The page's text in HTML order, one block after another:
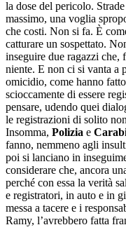
la dose del pericolo.
massimo, una voglia
che costi. Non si fa. È
catturare un sospettato.
inseguire due ragazzi che,
niente. E non ci si vanta a
omicidio, come hanno
scioccamente di essere
pensare, udendo quei
le registrazioni di solito
Insomma, Polizia e
fanno, nemmeno agli
poi si lanciano in
considerare che, ancora
perché con essa la verità
e registratori, in auto e in
messa a tacere e i
Ramy, l’avrebbero fatta